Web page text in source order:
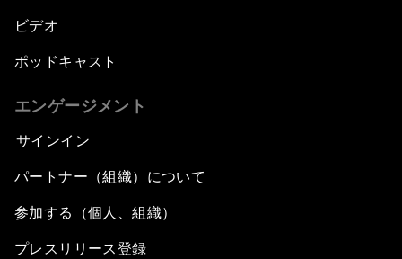
ビデオ
ポッドキャスト
エンゲージメント
サインイン
パートナー（組織）について
参加する（個人、組織）
プレスリリース登録